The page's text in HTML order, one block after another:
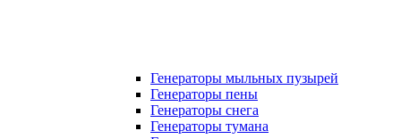
Генераторы мыльных пузырей
Генераторы пены
Генераторы снега
Генераторы тумана